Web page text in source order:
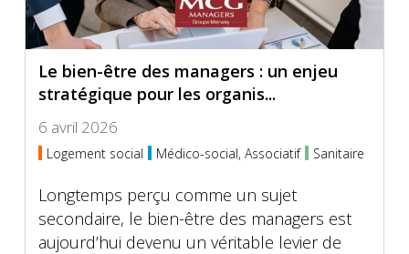
Le bien-être des managers : un enjeu
stratégique pour les organis...
6 avril 2026
Logement social Médico-social, Associatif Sanitaire
Longtemps perçu comme un sujet
secondaire, le bien-être des managers est
aujourd’hui devenu un véritable levier de